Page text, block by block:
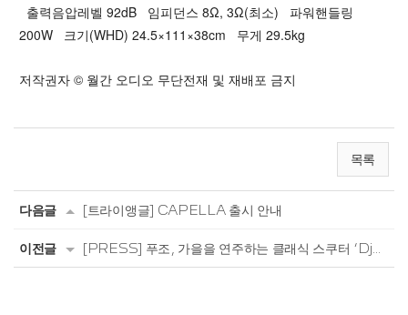
출력음압레벨 92dB 임피던스 8Ω, 3Ω(최소) 파워핸들링
200W 크기(WHD) 24.5×111×38cm 무게 29.5kg
저작권자 © 월간 오디오 무단전재 및 재배포 금지
목록
다음글 [트라이앵글] CAPELLA 출시 안내
이전글 [PRESS] 푸조, 가을을 연주하는 클래식 스쿠터 ‘Django’